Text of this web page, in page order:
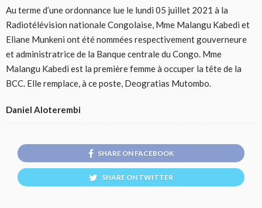
Au terme d’une ordonnance lue le lundi 05 juillet 2021 à la
Radiotélévision nationale Congolaise, Mme Malangu Kabedi et
Eliane Munkeni ont été nommées respectivement gouverneure
et administratrice de la Banque centrale du Congo. Mme
Malangu Kabedi est la première femme à occuper la tête de la
BCC. Elle remplace, à ce poste, Deogratias Mutombo.
Daniel Aloterembi
SHARE ON FACEBOOK
SHARE ON TWITTER